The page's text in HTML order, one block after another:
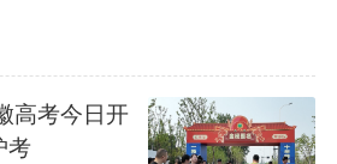
高考今日开
考